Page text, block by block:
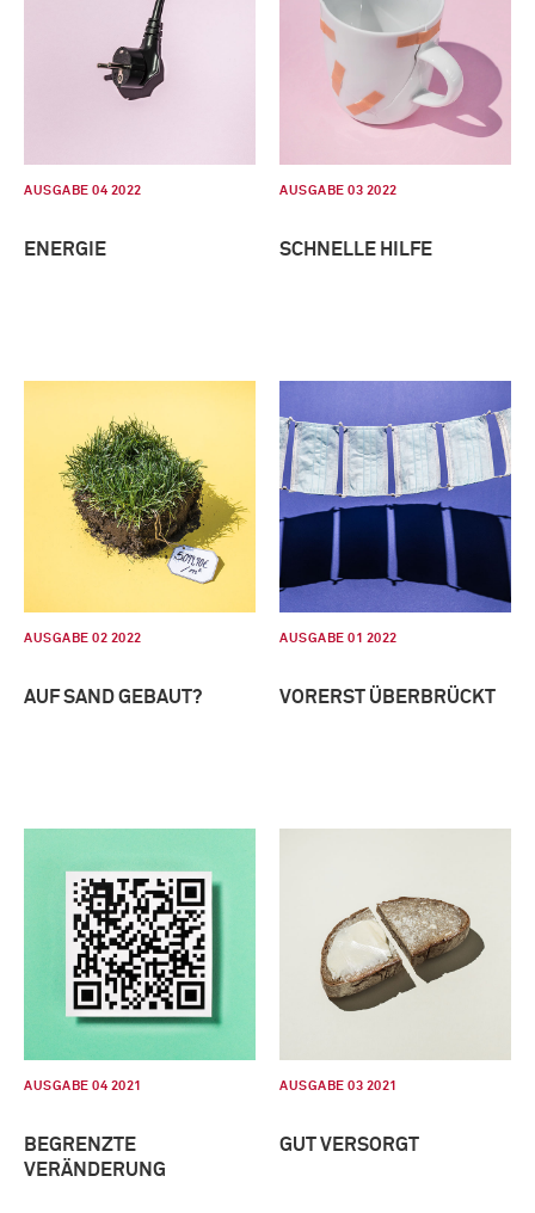
AUSGABE 04 2022
ENERGIE
AUSGABE 03 2022
SCHNELLE HILFE
AUSGABE 02 2022
AUF SAND GEBAUT?
AUSGABE 01 2022
VORERST ÜBERBRÜCKT
AUSGABE 04 2021
BEGRENZTE
VERÄNDERUNG
AUSGABE 03 2021
GUT VERSORGT